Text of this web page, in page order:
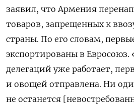
заявил, что Армения
товаров, запрещенных к
страны. По его словам,
экспортированы в Евросоюз.
делегаций уже работает,
и овощей отправлена. Ни
не останется